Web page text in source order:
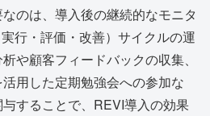
のは、導入後の継続的なモニタ
行・評価・改善）サイクルの運
や顧客フィードバックの収集、
用した定期勉強会への参加な
することで、REVI導入の効果